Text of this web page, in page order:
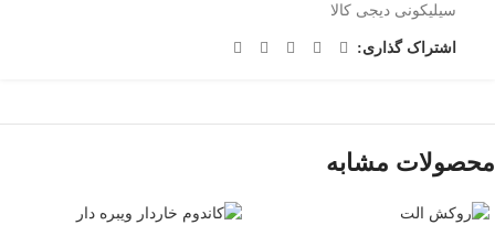
سیلیکونی دیجی کالا
اشتراک گذاری:
محصولات مشابه